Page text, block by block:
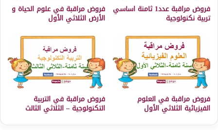
فروض مراقبة عدد1 ثامنة اساسي
تربية نكنولوجية
فروض مراقبة في علوم الحياة و
الأرض الثلاثي الأول
فروض مراقبة في العلوم
الفيزيائية الثلاثي الأول
فروض مراقبة في التربية
التكنولوجية – الثلاثي الثالث